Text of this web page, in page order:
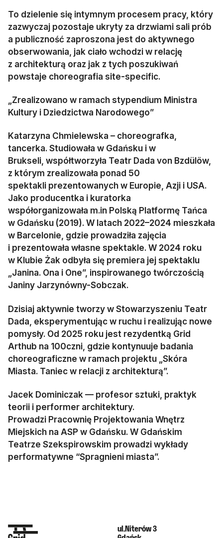
To dzielenie się intymnym procesem pracy, który
zazwyczaj pozostaje ukryty za drzwiami sali prób
a publiczność zaproszona jest do aktywnego
obserwowania, jak ciało wchodzi w relację
z architekturą oraz jak z tych poszukiwań
powstaje choreografia site-specific.
„Zrealizowano w ramach stypendium Ministra
Kultury i Dziedzictwa Narodowego”
Katarzyna Chmielewska – choreografka,
tancerka. Studiowała w Gdańsku i w
Brukseli, współtworzyła Teatr Dada von Bzdülöw,
z którym zrealizowała ponad 50
spektakli prezentowanych w Europie, Azji i USA.
Jako producentka i kuratorka
współorganizowała m.in Polską Platformę Tańca
w Gdańsku (2019). W latach 2022–2024 mieszkała
w Barcelonie, gdzie prowadziła zajęcia
i prezentowała własne spektakle. W 2024 roku
w Klubie Żak odbyła się premiera jej spektaklu
„Janina. Ona i One”, inspirowanego twórczością
Janiny Jarzynówny-Sobczak.
Dzisiaj aktywnie tworzy w Stowarzyszeniu Teatr
Dada, eksperymentując w ruchu i realizując nowe
pomysły. Od 2025 roku jest rezydentką Grid
Arthub na 100czni, gdzie kontynuuje badania
choreograficzne w ramach projektu „Skóra
Miasta. Taniec w relacji z architekturą”.
Jacek Dominiczak — profesor sztuki, praktyk
teorii i performer architektury.
Prowadzi Pracownię Projektowania Wnętrz
Miejskich na ASP w Gdańsku. W Gdańskim
Teatrze Szekspirowskim prowadzi wykłady
performatywne “Spragnieni miasta”.
ul.Niterów 3